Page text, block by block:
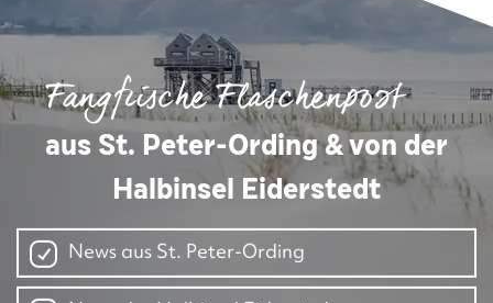
Fangfrische Flaschenpost
aus St. Peter-Ording & von der
Halbinsel Eiderstedt
News aus St. Peter-Ording